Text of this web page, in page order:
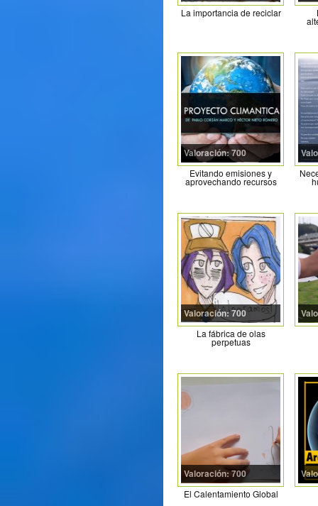
La importancia de reciclar
Valoración: 700
Evitando emisiones y
aprovechando recursos
Valoración: 700
La fábrica de olas
perpetuas
Valoración: 700
El Calentamiento Global